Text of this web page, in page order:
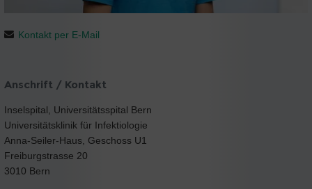
Kontakt per E-Mail
Anschrift / Kontakt
Inselspital, Universitätsspital Bern
Universitätsklinik für Infektiologie
Anna-Seiler-Haus, Geschoss U1
Freiburgstrasse 20
3010 Bern